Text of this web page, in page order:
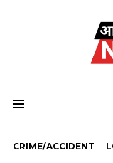
CRIME/ACCIDENT